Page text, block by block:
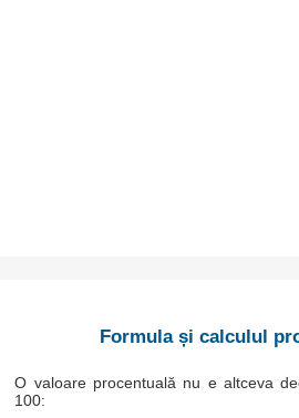
Formula și calculul
O valoare procentuală nu e altceva
100: